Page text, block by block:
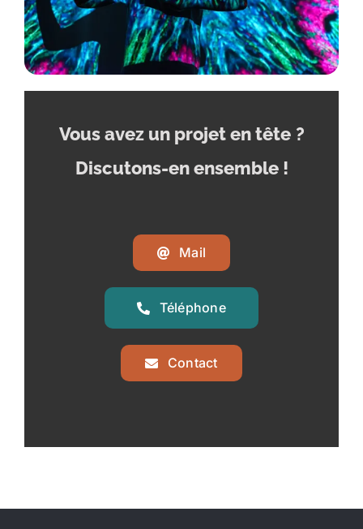
Vous avez un projet en tête ?
Discutons-en ensemble !
Mail
Téléphone
Contact